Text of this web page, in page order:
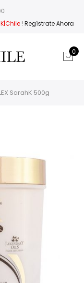
! Regístrate Ahora
0
SarahK 500g